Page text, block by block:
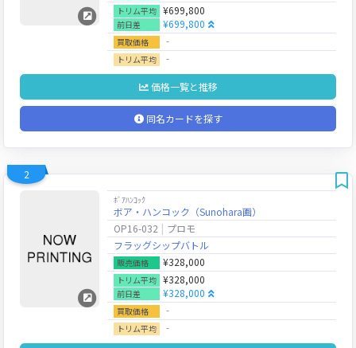
トリム平均 ¥699,800
前日差 ¥699,800
買取価格 ‐
トリム平均 ‐
価格一覧と推移
同名カードを探す
2
ﾎﾞｱﾊﾝｺｯｸ
ボア・ハンコック（Sunohara画）
OP16-032
プロモ
フラッグシップバトル
販売価格 ¥328,000
トリム平均 ¥328,000
前日差 ¥328,000
買取価格 ‐
トリム平均 ‐